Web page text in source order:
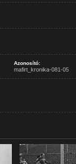
Azonosító:
mafirt_kronika-081-05